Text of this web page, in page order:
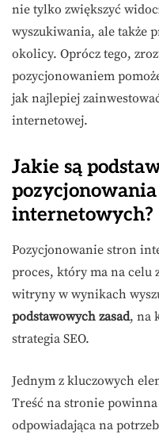
nie tylko zwiększyć
wyszukiwania, ale także
okolicy. Oprócz tego,
pozycjonowaniem
jak najlepiej
internetowej.
Jakie są
internetowych?
Pozycjonowanie stron
proces, który ma na celu
witryny w wynikach
podstawowych zasad, na
strategia SEO.
Jednym z kluczowych
Treść na stronie
odpowiadająca na